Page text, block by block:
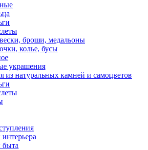
броши, медальоны
колье, бусы
украшения
из натуральных камней и самоцветов